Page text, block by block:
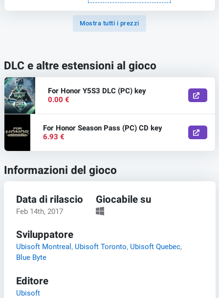
Mostra tutti i prezzi
DLC e altre estensioni al gioco
For Honor Y5S3 DLC (PC) key
0.00 €
For Honor Season Pass (PC) CD key
6.93 €
Informazioni del gioco
Data di rilascio
Feb 14th, 2017
Giocabile su
Sviluppatore
Ubisoft Montreal , Ubisoft Toronto, Ubisoft Quebec,
Blue Byte
Editore
Ubisoft